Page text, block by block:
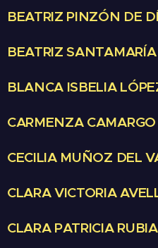
BEATRIZ PINZÓN DE
BEATRIZ
BLANCA ISBELIA
CARMENZA
CECILIA MUÑOZ DEL
CLARA VICTORIA
CLARA PATRICIA